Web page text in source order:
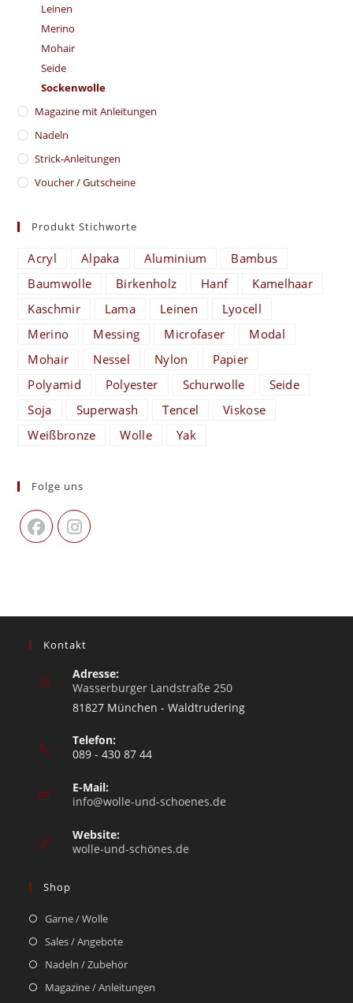
Leinen
Merino
Mohair
Seide
Sockenwolle
Magazine mit Anleitungen
Nadeln
Strick-Anleitungen
Voucher / Gutscheine
Produkt Stichworte
Acryl Alpaka Aluminium
Bambus
Baumwolle
Birkenholz Hanf
Kamelhaar
Kaschmir
Lama Leinen
Lyocell
Merino
Messing Microfaser
Modal
Mohair
Nessel Nylon
Papier
Polyamid
Polyester Schurwolle
Seide
Soja
Superwash Tencel
Viskose
Weißbronze
Wolle Yak
Folge uns
Kontakt
Adresse:
Wasserburger Landstraße 250
81827 München - Waldtrudering
Telefon:
089 - 430 87 44
E-Mail:
info@wolle-und-schoenes.de
Website:
wolle-und-schönes.de
Shop
Garne / Wolle
Sales / Angebote
Nadeln / Zubehör
Magazine / Anleitungen